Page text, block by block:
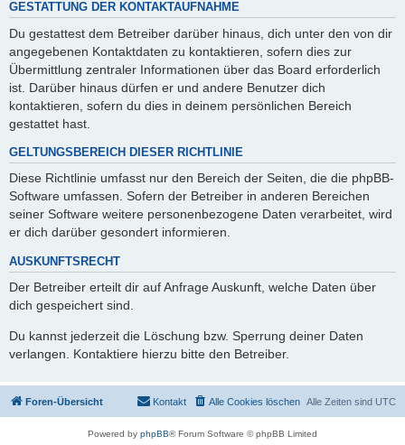
GESTATTUNG DER KONTAKTAUFNAHME
Du gestattest dem Betreiber darüber hinaus, dich unter den von dir
angegebenen Kontaktdaten zu kontaktieren, sofern dies zur
Übermittlung zentraler Informationen über das Board erforderlich
ist. Darüber hinaus dürfen er und andere Benutzer dich
kontaktieren, sofern du dies in deinem persönlichen Bereich
gestattet hast.
GELTUNGSBEREICH DIESER RICHTLINIE
Diese Richtlinie umfasst nur den Bereich der Seiten, die die phpBB-
Software umfassen. Sofern der Betreiber in anderen Bereichen
seiner Software weitere personenbezogene Daten verarbeitet, wird
er dich darüber gesondert informieren.
AUSKUNFTSRECHT
Der Betreiber erteilt dir auf Anfrage Auskunft, welche Daten über
dich gespeichert sind.
Du kannst jederzeit die Löschung bzw. Sperrung deiner Daten
verlangen. Kontaktiere hierzu bitte den Betreiber.
Foren-Übersicht Alle Zeiten sind UTC
Alle Cookies löschen
Kontakt
Powered by phpBB® Forum Software © phpBB Limited